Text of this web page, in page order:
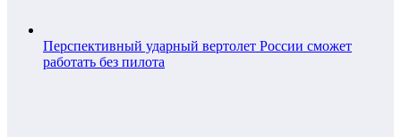
Перспективный ударный вертолет России сможет
работать без пилота